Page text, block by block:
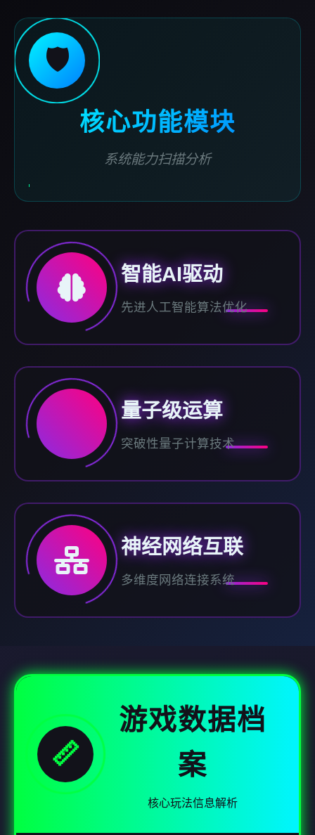
🛡️
核心功能模块
系统能力扫描分析
智能AI驱动
先进人工智能算法优化
量子级运算
突破性量子计算技术
神经网络互联
多维度网络连接系统
📏
游戏数据档
案
核心玩法信息解析